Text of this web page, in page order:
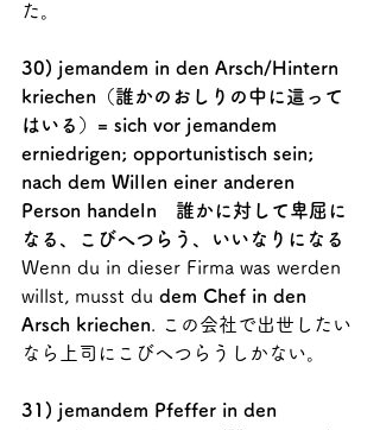
た。
30) jemandem in den Arsch/Hintern
kriechen（誰かのおしりの中に這って
はいる）= sich vor jemandem
erniedrigen; opportunistisch sein;
nach dem Willen einer anderen
Person handeln　誰かに対して卑屈に
なる、こびへつらう、いいなりになる
Wenn du in dieser Firma was werden
willst, musst du dem Chef in den
Arsch kriechen . この会社で出世したい
なら上司にこびへつらうしかない。
31) jemandem Pfeffer in den